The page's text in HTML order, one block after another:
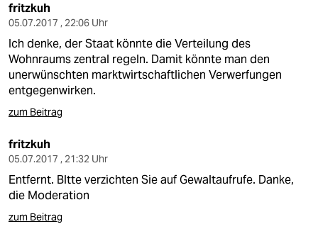
fritzkuh
05.07.2017 , 22:06 Uhr
Ich denke, der Staat könnte die Verteilung des
Wohnraums zentral regeln. Damit könnte man den
unerwünschten marktwirtschaftlichen Verwerfungen
entgegenwirken.
zum Beitrag
fritzkuh
05.07.2017 , 21:32 Uhr
Entfernt. BItte verzichten Sie auf Gewaltaufrufe. Danke,
die Moderation
zum Beitrag